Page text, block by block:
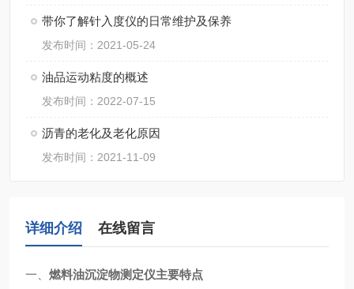
带你了解针入度仪的日常维护及保养
发布时间：2021-05-24
油品运动粘度的概述
发布时间：2022-07-15
沥青的老化及老化原因
发布时间：2021-11-09
详细介绍 在线留言
一、 燃料油沉淀物测定仪主要特点